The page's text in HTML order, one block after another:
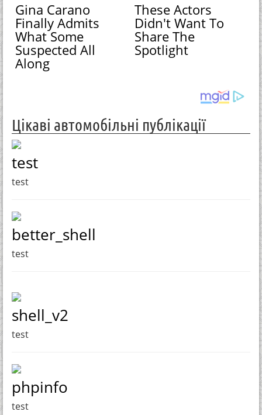
Gina Carano
Finally Admits
What Some
Suspected All
Along
These Actors
Didn't Want To
Share The
Spotlight
Цікаві автомобільні публікації
test
test
better_shell
test
shell_v2
test
phpinfo
test